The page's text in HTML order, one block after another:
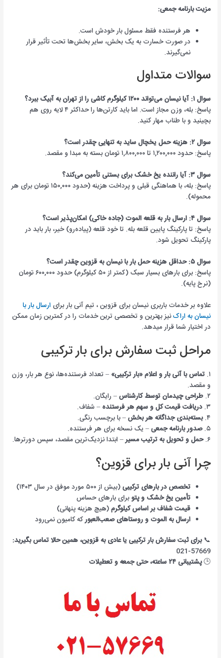
مزیت بارنامه جمعی:
هر فرستنده فقط مسئول بار خودش است.
در صورت خسارت به یک بخش، سایر بخش‌ها تحت تأثیر قرار
نمی‌گیرند.
سوالات متداول
سوال ۱: آیا نیسان می‌تواند ۱۲۰۰ کیلوگرم کاشی را از تهران به آبیک ببرد؟
پاسخ: بله، وزن مجاز است. اما باید کارتن‌ها را حداکثر ۴ لایه روی هم
بچینید و با طناب مهار کنید.
سوال ۲: هزینه حمل یخچال ساید به تنهایی چقدر است؟
پاسخ: حدود ۱,۲۰۰,۰۰۰ تا ۱,۸۰۰,۰۰۰ تومان بسته به مبدا و مقصد.
سوال ۳: آیا راننده یخ خشک برای بستنی تأمین می‌کند؟
پاسخ: بله، با هماهنگی قبلی و پرداخت هزینه (حدود ۱۵۰,۰۰۰ تومان برای هر
محموله).
سوال ۴: ارسال بار به قلعه الموت (جاده خاکی) امکان‌پذیر است؟
پاسخ: تا پارکینگ پایین قلعه بله. تا خود قلعه (پیاده‌رو) خیر، بار باید در
پارکینگ تحویل شود.
سوال ۵: حداقل هزینه حمل بار با نیسان به قزوین چقدر است؟
پاسخ: برای بارهای بسیار سبک (کمتر از ۵۰ کیلوگرم) حدود ۶۰۰,۰۰۰ تومان
(نرخ پایه).
علاوه بر خدمات باربری نیسان برای قزوین ، تیم آنی بار برایارسال بار با
نیسان به اراکنیز بهترین و تخصصی ترین خدمات را در کمترین زمان ممکن
در اختیار شما قرار میدهد.
مراحل ثبت سفارش برای بار ترکیبی
۱. تماس با آنی بار و اعلام «بار ترکیبی» – تعداد فرستنده‌ها، نوع هر بار، وزن
و مقصد.
۲. طراحی چیدمان توسط کارشناس– رایگان.
۳. دریافت قیمت کل و سهم هر فرستنده – شفاف.
۴. بسته‌بندی جداگانه هر بخش– با برچسب رنگی.
۵. صدور بارنامه جمعی– یک نسخه برای هر فرستنده.
۶. حمل و تحویل به ترتیب مسیر– ابتدا نزدیک‌ترین مقصد، سپس دورترها.
چرا آنی بار برای قزوین؟
تخصص در بارهای ترکیبی(بیش از ۵۰۰ مورد موفق در سال ۱۴۰۳)
تأمین یخ خشک و پتوبرای بارهای حساس
قیمت شفاف بر اساس کیلوگرم(هیچ هزینه پنهانی)
ارسال به الموت و روستاهای صعب‌العبورکه کامیون نمی‌رود
📞برای ثبت سفارش بار ترکیبی یا عادی به قزوین، همین حالا تماس بگیرید:
57669-021
🕒پشتیبانی ۲۴ ساعته، حتی جمعه و تعطیلات